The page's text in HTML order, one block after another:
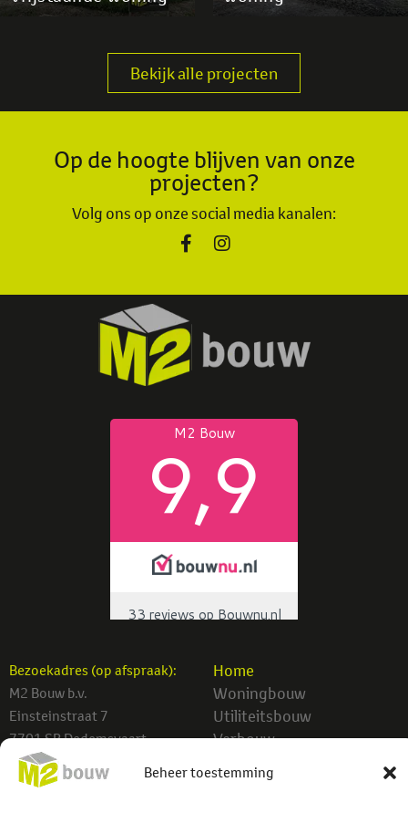
Beheer toestemming
Bekijk alle projecten
Op de hoogte blijven van onze
projecten?
Volg ons op onze social media kanalen:
Bezoekadres (op afspraak):
M2 Bouw b.v.
Einsteinstraat 7
7701 SB Dedemsvaart
info@m2bouw.nl
Home
Woningbouw
Utiliteitsbouw
Verbouw
Contact